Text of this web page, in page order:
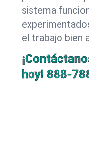
sistema
el trabajo bien
hoy! 888-